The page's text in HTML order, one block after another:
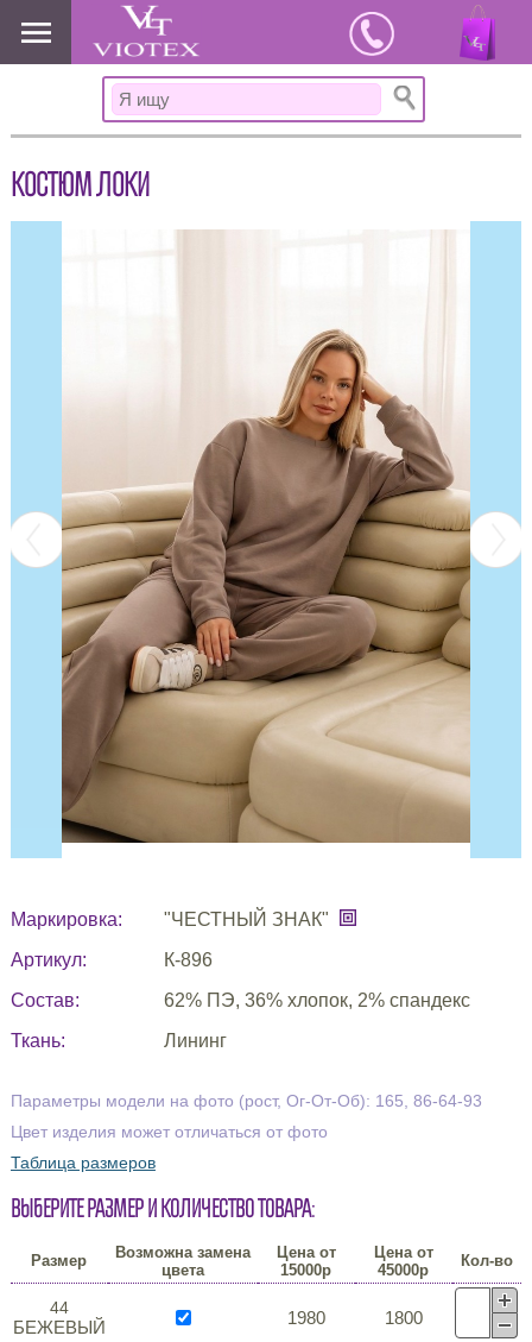
www.viotex37.ru
КОСТЮМ ЛОКИ
Маркировка:
"ЧЕСТНЫЙ ЗНАК"
Артикул:
К-896
Состав:
62% ПЭ, 36% хлопок, 2% спандекс
Ткань:
Лининг
Параметры модели на фото (рост, Ог-От-Об): 165, 86-64-93
Цвет изделия может отличаться от фото
Таблица размеров
Выберите размер и количество товара:
Размер
Возможна замена
цвета
Цена от
15000р
Цена от
45000р
Кол-во
44
БЕЖЕВЫЙ 1980 1800